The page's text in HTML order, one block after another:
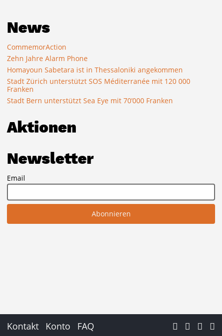
News
CommemorAction
Zehn Jahre Alarm Phone
Homayoun Sabetara ist in Thessaloniki angekommen
Stadt Zürich unterstützt SOS Méditerranée mit 120 000
Franken
Stadt Bern unterstützt Sea Eye mit 70’000 Franken
Aktionen
Newsletter
Email
Kontakt Konto FAQ